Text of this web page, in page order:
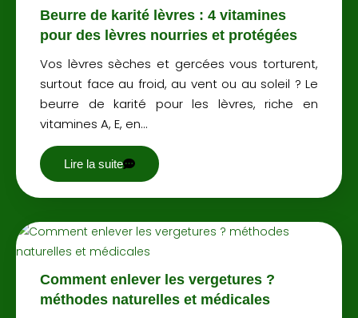
Beurre de karité lèvres : 4 vitamines
pour des lèvres nourries et protégées
Vos lèvres sèches et gercées vous torturent,
surtout face au froid, au vent ou au soleil ? Le
beurre de karité pour les lèvres, riche en
vitamines A, E, en…
Lire la suite
Comment enlever les vergetures ?
méthodes naturelles et médicales